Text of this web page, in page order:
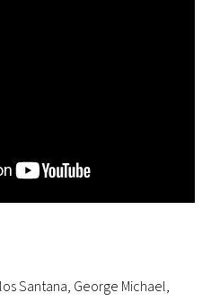
Santana, George Michael,